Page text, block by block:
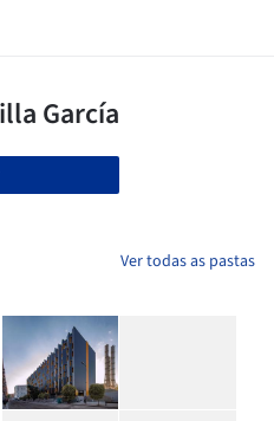
Ver todas as pastas